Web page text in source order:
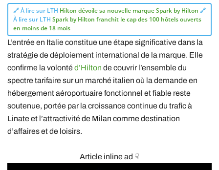
🔗 À lire sur LTH Hilton dévoile sa nouvelle marque Spark by Hilton 🔗
À lire sur LTH Spark by Hilton franchit le cap des 100 hôtels ouverts
en moins de 18 mois
L’entrée en Italie constitue une étape significative dans la
stratégie de déploiement international de la marque. Elle
confirme la volontéd’Hilton de couvrir l’ensemble du
spectre tarifaire sur un marché italien où la demande en
hébergement aéroportuaire fonctionnel et fiable reste
soutenue, portée par la croissance continue du trafic à
Linate et l’attractivité de Milan comme destination
d’affaires et de loisirs.
Article inline ad ☟